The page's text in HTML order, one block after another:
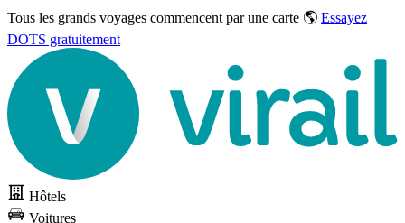
Tous les grands voyages commencent par une carte 🌎 Essayez
DOTS gratuitement
Hôtels
Voitures